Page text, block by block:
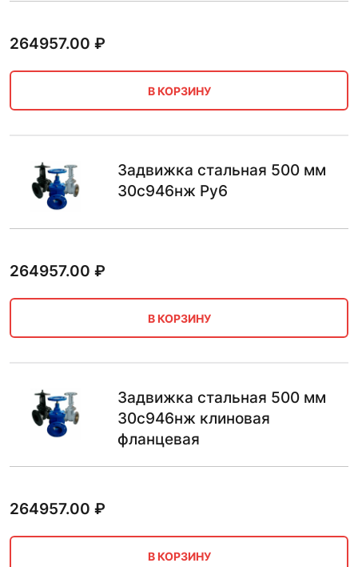
264957.00 ₽
В КОРЗИНУ
Задвижка стальная 500 мм
30с946нж Ру6
264957.00 ₽
В КОРЗИНУ
Задвижка стальная 500 мм
30с946нж клиновая
фланцевая
264957.00 ₽
В КОРЗИНУ